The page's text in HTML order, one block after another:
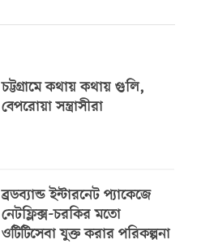
চট্টগ্রামে কথায় কথায় গুলি,
বেপরোয়া সন্ত্রাসীরা
ব্রডব্যান্ড ইন্টারনেট প্যাকেজে
নেটফ্লিক্স-চরকির মতো
ওটিটিসেবা যুক্ত করার পরিকল্পনা